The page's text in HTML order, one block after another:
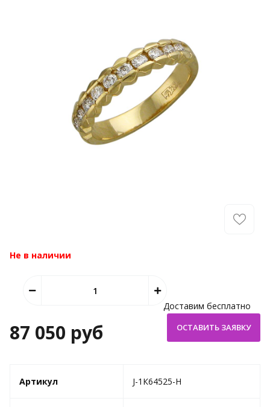
Не в наличии
87 050 руб
Доставим бесплатно
Артикул J-1К64525-H